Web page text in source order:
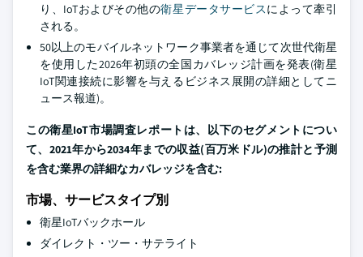
り、IoTおよびその他の衛星データサービスによって牽引
される。
50以上のモバイルネットワーク事業者を通じて次世代衛星
を使用した2026年初頭の全国カバレッジ計画を発表(衛星
IoT関連接続に影響を与えるビジネス展開の詳細としてニ
ュース報道)。
この衛星IoT市場調査レポートは、以下のセグメントについ
て、2021年から2034年までの収益(百万米ドル)の推計と予測
を含む業界の詳細なカバレッジを含む:
市場、サービスタイプ別
衛星IoTバックホール
ダイレクト・ツー・サテライト